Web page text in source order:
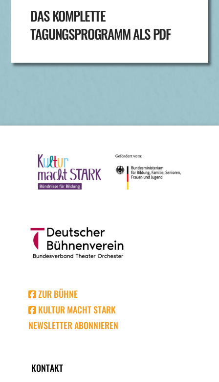
DAS KOMPLETTE
TAGUNGSPROGRAMM ALS PDF
ZUR BÜHNE
KULTUR MACHT STARK
NEWSLETTER ABONNIEREN
KONTAKT